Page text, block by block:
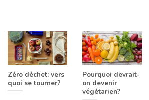
Zéro déchet: vers
quoi se tourner?
Pourquoi devrait-
on devenir
végétarien?